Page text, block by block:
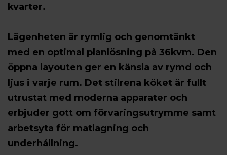
kvarter.
Lägenheten är rymlig och genomtänkt
med en optimal planlösning på 36kvm. Den
öppna layouten ger en känsla av rymd och
ljus i varje rum. Det stilrena köket är fullt
utrustat med moderna apparater och
erbjuder gott om förvaringsutrymme samt
arbetsyta för matlagning och
underhållning.